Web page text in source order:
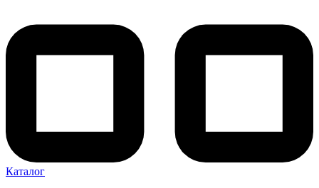
Каталог